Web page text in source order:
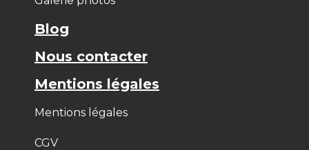
Blog
Nous contacter
Mentions légales
Mentions légales
CGV